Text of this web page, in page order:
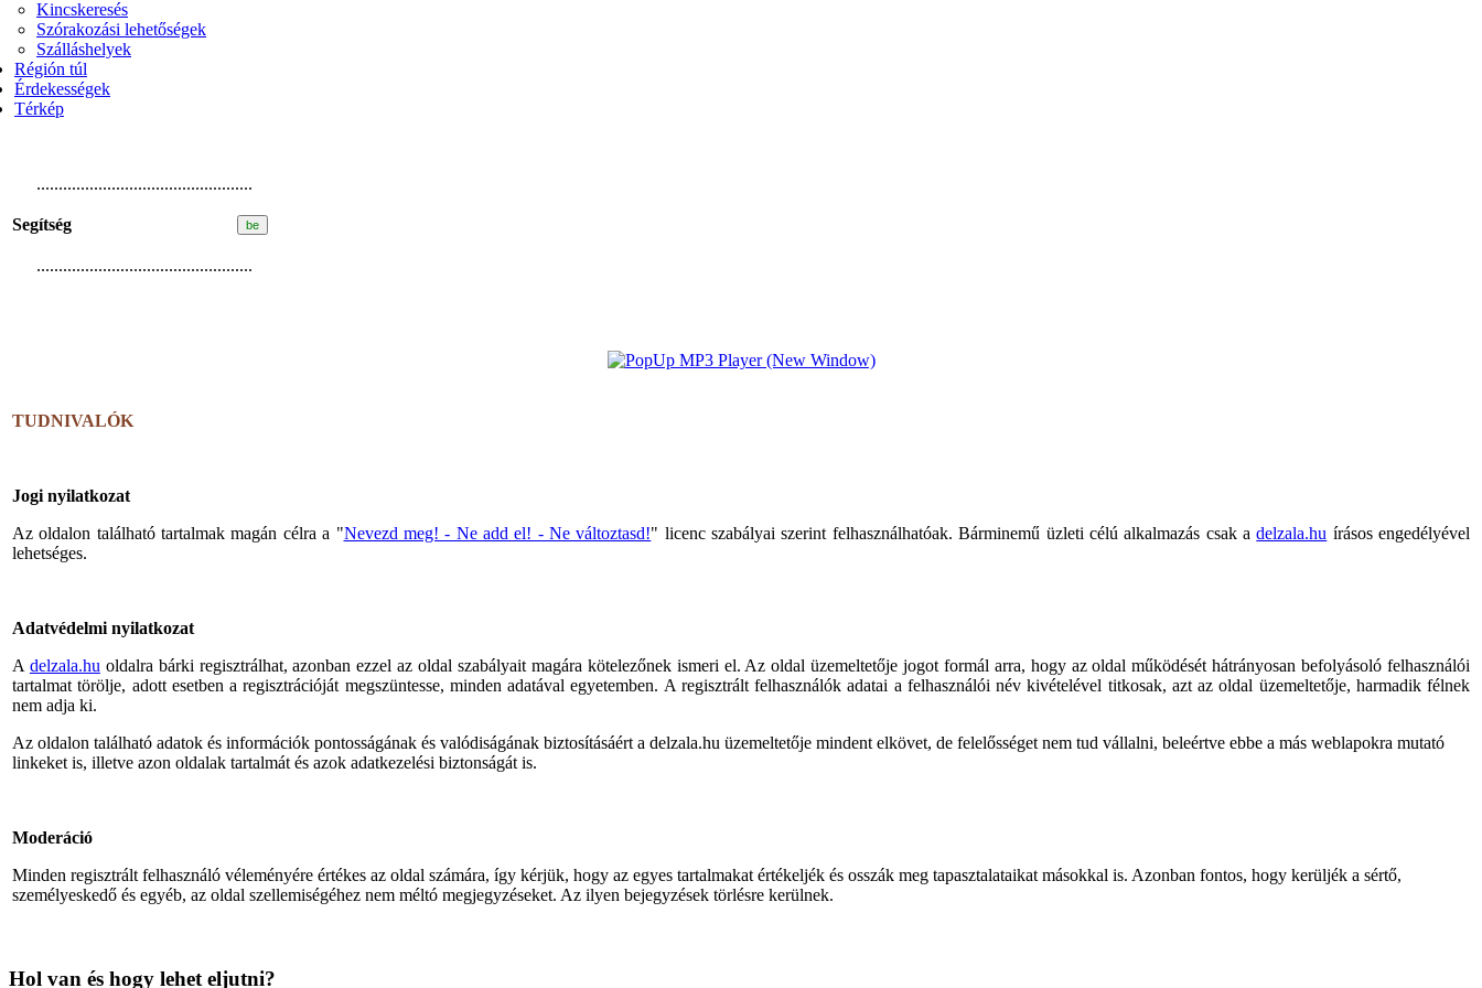
Kincskeresés
Szórakozási lehetőségek
Szálláshelyek
Régión túl
Érdekességek
Térkép
.................................................
Segítség
.................................................
TUDNIVALÓK
Jogi nyilatkozat
Az oldalon található tartalmak magán célra a "Nevezd meg! - Ne add el! - Ne változtasd!" licenc szabályai szerint felhasználhatóak. Bárminemű üzleti célú alkalmazás csak adelzala.hu írásos engedélyével
lehetséges.
Adatvédelmi nyilatkozat
A delzala.hu oldalra bárki regisztrálhat, azonban ezzel az oldal szabályait magára kötelezőnek ismeri el. Az oldal üzemeltetője jogot formál arra, hogy az oldal működését hátrányosan befolyásoló felhasználói
tartalmat törölje, adott esetben a regisztrációját megszüntesse, minden adatával egyetemben. A regisztrált felhasználók adatai a felhasználói név kivételével titkosak, azt az oldal üzemeltetője, harmadik félnek
nem adja ki.
Az oldalon található adatok és információk pontosságának és valódiságának biztosításáért a delzala.hu üzemeltetője mindent elkövet, de felelősséget nem tud vállalni, beleértve ebbe a más weblapokra mutató
linkeket is, illetve azon oldalak tartalmát és azok adatkezelési biztonságát is.
Moderáció
Minden regisztrált felhasználó véleményére értékes az oldal számára, így kérjük, hogy az egyes tartalmakat értékeljék és osszák meg tapasztalataikat másokkal is. Azonban fontos, hogy kerüljék a sértő,
személyeskedő és egyéb, az oldal szellemiségéhez nem méltó megjegyzéseket. Az ilyen bejegyzések törlésre kerülnek.
Hol van és hogy lehet eljutni?